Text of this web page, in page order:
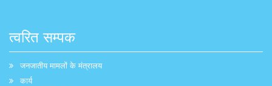
त्वरित सम्पक
जनजातीय मामलों के मंत्रालय
कार्य